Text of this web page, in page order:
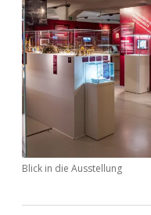
Blick in die Ausstellung